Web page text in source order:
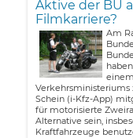
Aktive der BU
Filmkarriere?
Am
Schein (i-Kfz-App)
für motorisierte
Alternative sein,
Kraftfahrzeuge